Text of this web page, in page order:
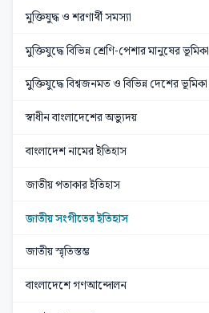
মুক্তিযুদ্ধ ও শরণার্থী সমস্যা
মুক্তিযুদ্ধে বিভিন্ন শ্রেণি-পেশার মানুষের ভূমিকা
মুক্তিযুদ্ধে বিশ্বজনমত ও বিভিন্ন দেশের ভূমিকা
স্বাধীন বাংলাদেশের অভ্যুদয়
বাংলাদেশ নামের ইতিহাস
জাতীয় পতাকার ইতিহাস
জাতীয় সংগীতের ইতিহাস
জাতীয় স্মৃতিস্তম্ভ
বাংলাদেশে গণআন্দোলন